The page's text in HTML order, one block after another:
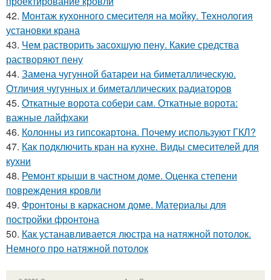
42. Монтаж кухонного смесителя на мойку. Технология
установки крана
43. Чем растворить засохшую пену. Какие средства
растворяют пену
44. Замена чугунной батареи на биметаллическую.
Отличия чугунных и биметаллических радиаторов
45. Откатные ворота собери сам. Откатные ворота:
важные лайфхаки
46. Колонны из гипсокартона. Почему используют ГКЛ?
47. Как подключить кран на кухне. Виды смесителей для
кухни
48. Ремонт крыши в частном доме. Оценка степени
повреждения кровли
49. Фронтоны в каркасном доме. Материалы для
постройки фронтона
50. Как устанавливается люстра на натяжной потолок.
Немного про натяжной потолок